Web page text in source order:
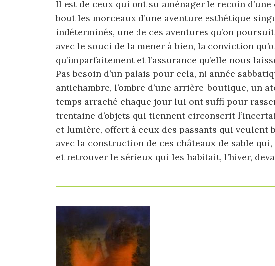
Il est de ceux qui ont su aménager le recoin
bout les morceaux d’une aventure esthétique
indéterminés, une de ces aventures qu’on
avec le souci de la mener à bien, la conviction
qu’imparfaitement et l’assurance qu’elle nous
Pas besoin d’un palais pour cela, ni année
antichambre, l’ombre d’une arrière-boutique, un
temps arraché chaque jour lui ont suffi pour
trentaine d’objets qui tiennent circonscrit
et lumière, offert à ceux des passants qui veulent
avec la construction de ces châteaux de sable
et retrouver le sérieux qui les habitait, l’hiver,